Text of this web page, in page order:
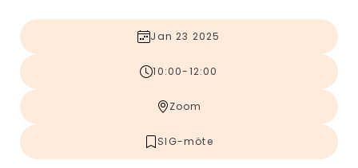
Jan 23 2025
10:00-12:00
Zoom
SIG-möte